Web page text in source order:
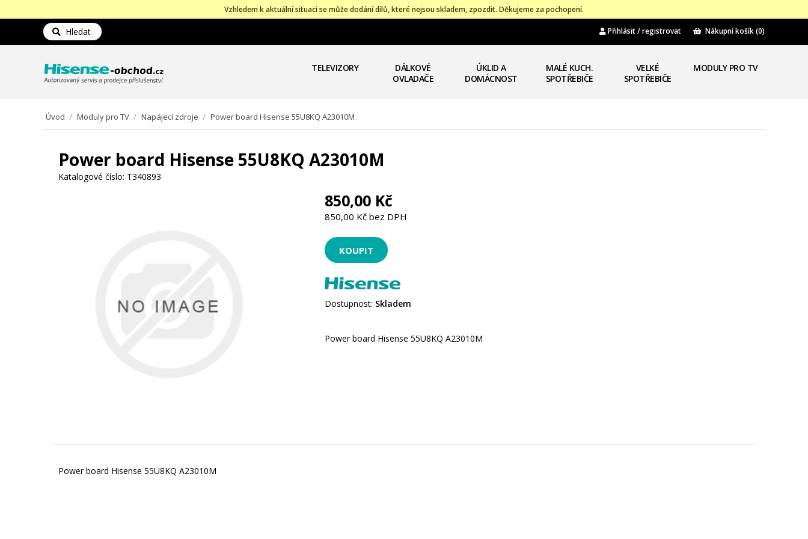
Vzhledem k aktuální situaci se může dodání dílů, které nejsou skladem, zpozdit. Děkujeme za pochopení.
Hledat Přihlásit / registrovat Nákupní košík(0)
TELEVIZORY
DÁLKOVÉ
OVLADAČE
ÚKLID A
DOMÁCNOST
MALÉ KUCH.
SPOTŘEBIČE
VELKÉ
SPOTŘEBIČE
MODULY PRO TV
Úvod / Moduly pro TV / Napájecí zdroje / Power board Hisense 55U8KQ A23010M
Power board Hisense 55U8KQ A23010M
Katalogové číslo: T340893
850,00 Kč
850,00 Kč bez DPH
Dostupnost: Skladem
Power board Hisense 55U8KQ A23010M
Power board Hisense 55U8KQ A23010M